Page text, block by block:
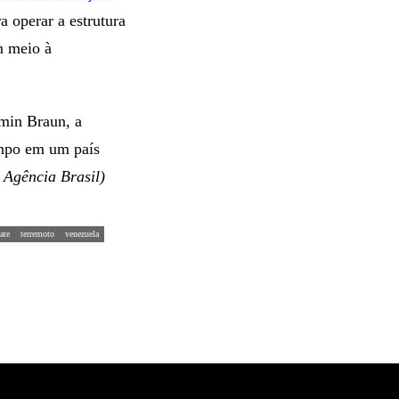
operar a estrutura
meio à
Braun, a
em um país
Agência Brasil)
terremoto venezuela